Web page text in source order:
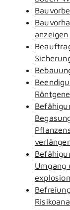
anzeigen
Umgang